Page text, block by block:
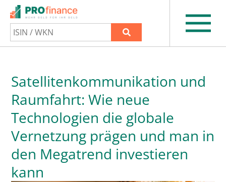
Satellitenkommunikation und
Raumfahrt: Wie neue
Technologien die globale
Vernetzung prägen und man in
den Megatrend investieren
kann